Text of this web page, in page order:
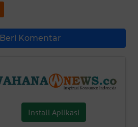
Beri Komentar
Install Aplikasi